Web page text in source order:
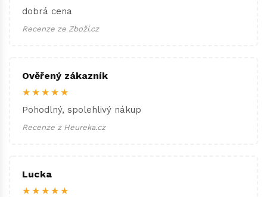
dobrá cena
Recenze ze Zboží.cz
Ověřený zákazník
★★★★★
Pohodlný, spolehlivý nákup
Recenze z Heureka.cz
Lucka
★★★★★